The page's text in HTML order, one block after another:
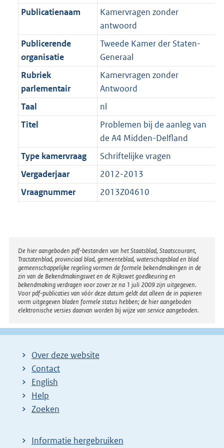
t
a
K
b
2
K
b
Publicatienaam
Kamervragen zonder
antwoord
Publicerende
organisatie
Tweede Kamer der Staten-
Generaal
Rubriek
parlementair
Kamervragen zonder
Antwoord
Taal
nl
Titel
Problemen bij de aanleg van
de A4 Midden-Delfland
Type kamervraag
Schriftelijke vragen
Vergaderjaar
2012-2013
Vraagnummer
2013Z04610
Disclaimer
De hier aangeboden pdf-bestanden van het Staatsblad, Staatscourant,
Tractatenblad, provinciaal blad, gemeenteblad, waterschapsblad en blad
gemeenschappelijke regeling vormen de formele bekendmakingen in de
zin van de Bekendmakingswet en de Rijkswet goedkeuring en
bekendmaking verdragen voor zover ze na 1 juli 2009 zijn uitgegeven.
Voor pdf-publicaties van vóór deze datum geldt dat alleen de in papieren
vorm uitgegeven bladen formele status hebben; de hier aangeboden
elektronische versies daarvan worden bij wijze van service aangeboden.
Over deze website
Contact
English
Help
Zoeken
Informatie hergebruiken